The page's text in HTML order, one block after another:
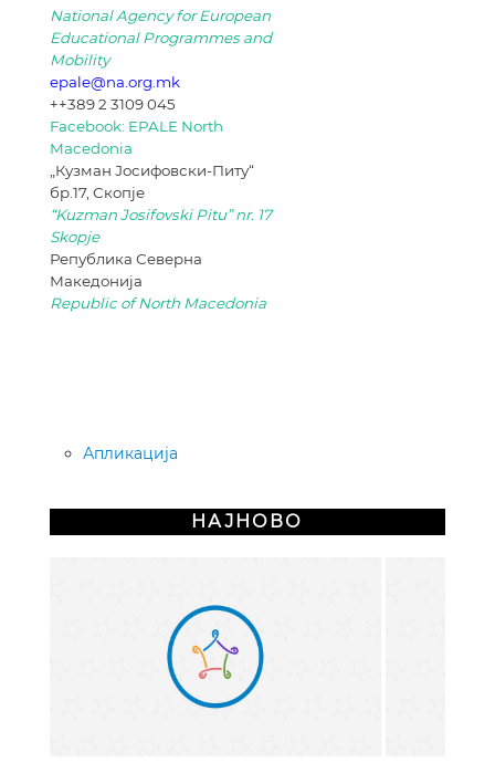
National Agency for European
Educational Programmes and
Mobility
epale@na.org.mk
++389 2 3109 045
Facebook: EPALE North
Macedonia
„Кузман Јосифовски-Питу“
бр.17, Скопје
“Kuzman Josifovski Pitu” nr. 17
Skopje
Република Северна
Македонија
Republic of North Macedonia
Апликација
НАЈНОВО